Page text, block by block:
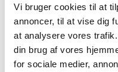
Vi bruger cookies til at
annoncer, til at vise dig
at analysere vores
din brug af vores
for sociale medier,